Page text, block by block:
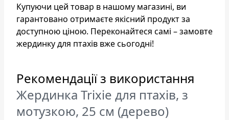
Купуючи цей товар в нашому магазині, ви
гарантовано отримаєте якісний продукт за
доступною ціною. Переконайтеся самі – замовте
жердинку для птахів вже сьогодні!
Рекомендації з використання
Жердинка Trixie для птахів, з
мотузкою, 25 см (дерево)